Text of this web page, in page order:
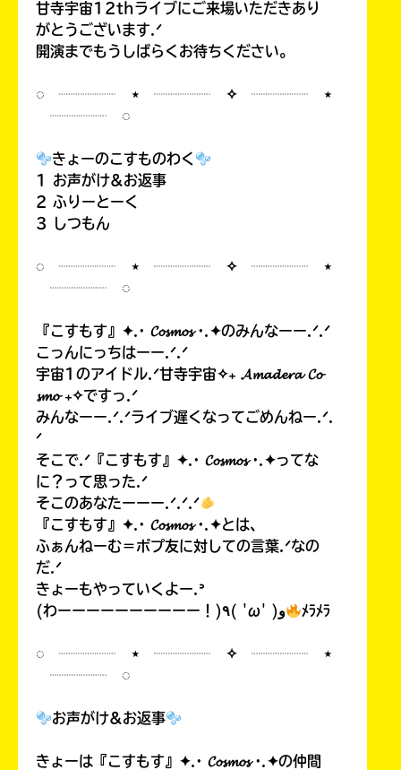
甘寺宇宙12thライブにご来場いただきあり
がとうございます.ᐟ
開演までもうしばらくお待ちください。
◌ ┈┈┈┈ ⋆ ┈┈┈┈ ✧ ┈┈┈┈ ⋆
┈┈┈┈ ◌
きょーのこすものわく
1 お声がけ&お返事
2 ふりーとーく
3 しつもん
◌ ┈┈┈┈ ⋆ ┈┈┈┈ ✧ ┈┈┈┈ ⋆
┈┈┈┈ ◌
『こすもす』✦.· 𝓒𝓸𝓼𝓶𝓸𝓼 ·.✦のみんなーー.ᐟ.ᐟ
こっんにっちはーー.ᐟ.ᐟ
宇宙1のアイドル.ᐟ甘寺宇宙✧₊ 𝓐𝓶𝓪𝓭𝓮𝓻𝓪 𝓒𝓸
𝓼𝓶𝓸 ₊✧ですっ.ᐟ
みんなーー.ᐟ.ᐟライブ遅くなってごめんねー.ᐟ.
ᐟ
そこで.ᐟ『こすもす』✦.· 𝓒𝓸𝓼𝓶𝓸𝓼 ·.✦ってな
に？って思った.ᐟ
そこのあなたーーー.ᐟ.ᐟ.ᐟ
『こすもす』✦.· 𝓒𝓸𝓼𝓶𝓸𝓼 ·.✦とは、
ふぁんねーむ＝ポプ友に対しての言葉.ᐟなの
だ.ᐟ
きょーもやっていくよー.ᐣ
(わーーーーーーーーーー！)٩( 'ω' )و
ﾒﾗﾒﾗ
◌ ┈┈┈┈ ⋆ ┈┈┈┈ ✧ ┈┈┈┈ ⋆
┈┈┈┈ ◌
お声がけ&お返事
きょーは『こすもす』✦.· 𝓒𝓸𝓼𝓶𝓸𝓼 ·.✦の仲間